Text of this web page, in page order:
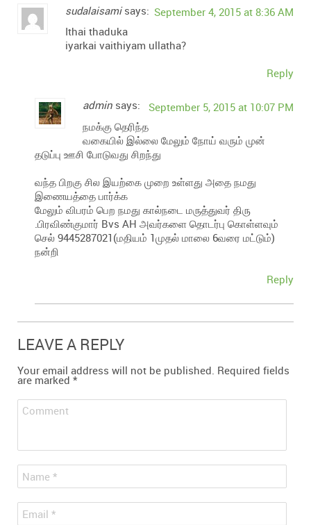
sudalaisami says: September 4, 2015 at 8:36 AM
Ithai thaduka
iyarkai vaithiyam ullatha?
Reply
admin says:
September 5, 2015 at 10:07 PM
நமக்கு தெரிந்த
வகையில் இல்லை மேலும் நோய் வரும் முன்
தடுப்பு ஊசி போடுவது சிறந்து
வந்த பிறகு சில இயற்கை முறை உள்ளது அதை நமது
இணையத்தை பார்க்க
மேலும் விபரம் பெற நமது கால்நடை மருத்துவர் திரு
.பிரவிண்குமார் Bvs AH அவர்களை தொடர்பு கொள்ளவும்
செல் 9445287021(மதியம் 1முதல் மாலை 6வரை மட்டும்)
நன்றி
Reply
LEAVE A REPLY
Your email address will not be published. Required fields
are marked *
Comment
Name *
Email *